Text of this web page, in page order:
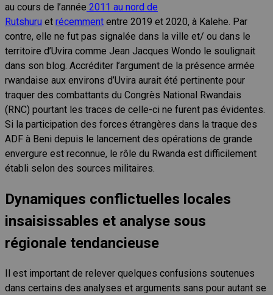
au cours de l’année 2011 au nord de
Rutshuru et récemment entre 2019 et 2020, à Kalehe. Par
contre, elle ne fut pas signalée dans la ville et/ ou dans le
territoire d’Uvira comme Jean Jacques Wondo le soulignait
dans son blog. Accréditer l’argument de la présence armée
rwandaise aux environs d’Uvira aurait été pertinente pour
traquer des combattants du Congrès National Rwandais
(RNC) pourtant les traces de celle-ci ne furent pas évidentes.
Si la participation des forces étrangères dans la traque des
ADF à Beni depuis le lancement des opérations de grande
envergure est reconnue, le rôle du Rwanda est difficilement
établi selon des sources militaires.
Dynamiques conflictuelles locales
insaisissables et analyse sous
régionale tendancieuse
Il est important de relever quelques confusions soutenues
dans certains des analyses et arguments sans pour autant se